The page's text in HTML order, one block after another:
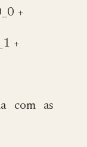
+
+
com as